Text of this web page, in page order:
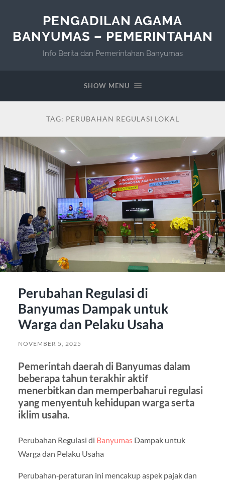
PENGADILAN AGAMA
BANYUMAS – PEMERINTAHAN
Info Berita dan Pemerintahan Banyumas
SHOW MENU
TAG: PERUBAHAN REGULASI LOKAL
Perubahan Regulasi di
Banyumas Dampak untuk
Warga dan Pelaku Usaha
NOVEMBER 5, 2025
Pemerintah daerah di Banyumas dalam
beberapa tahun terakhir aktif
menerbitkan dan memperbaharui regulasi
yang menyentuh kehidupan warga serta
iklim usaha.
Perubahan Regulasi di BanyumasDampak untuk
Warga dan Pelaku Usaha
Perubahan‑peraturan ini mencakup aspek pajak dan